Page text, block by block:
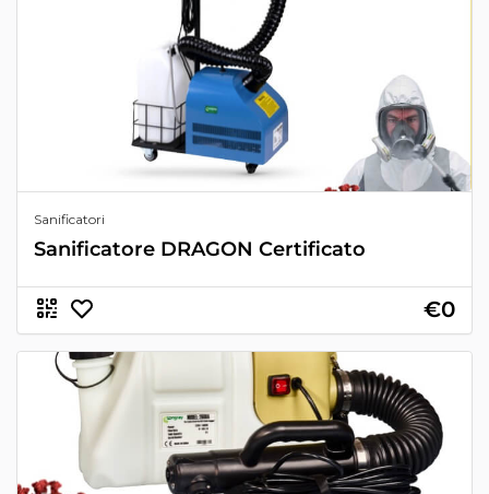
Sanificatori
Sanificatore DRAGON Certificato
€0